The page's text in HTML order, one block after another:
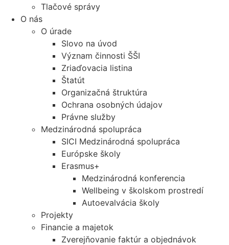
Tlačové správy
O nás
O úrade
Slovo na úvod
Význam činnosti ŠŠI
Zriaďovacia listina
Štatút
Organizačná štruktúra
Ochrana osobných údajov
Právne služby
Medzinárodná spolupráca
SICI Medzinárodná spolupráca
Európske školy
Erasmus+
Medzinárodná konferencia
Wellbeing v školskom prostredí
Autoevalvácia školy
Projekty
Financie a majetok
Zverejňovanie faktúr a objednávok